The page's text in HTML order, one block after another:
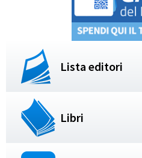
Lista editori
Libri